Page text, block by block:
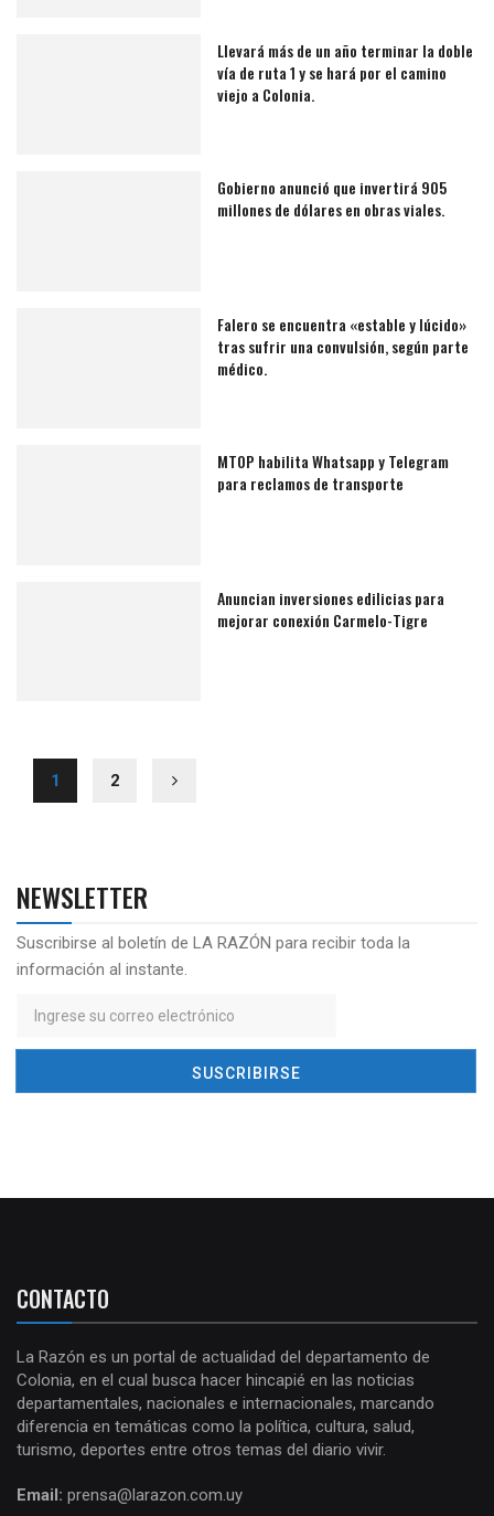
Llevará más de un año terminar la doble
vía de ruta 1 y se hará por el camino
viejo a Colonia.
Gobierno anunció que invertirá 905
millones de dólares en obras viales.
Falero se encuentra «estable y lúcido»
tras sufrir una convulsión, según parte
médico.
MTOP habilita Whatsapp y Telegram
para reclamos de transporte
Anuncian inversiones edilicias para
mejorar conexión Carmelo-Tigre
1 2
NEWSLETTER
Suscribirse al boletín de LA RAZÓN para recibir toda la
información al instante.
CONTACTO
La Razón es un portal de actualidad del departamento de
Colonia, en el cual busca hacer hincapié en las noticias
departamentales, nacionales e internacionales, marcando
diferencia en temáticas como la política, cultura, salud,
turismo, deportes entre otros temas del diario vivir.
Email: prensa@larazon.com.uy